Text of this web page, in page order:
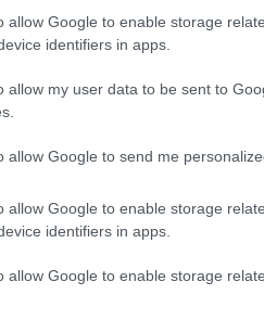
allow Google to enable storage
identifiers in apps.
allow my user data to be sent to
allow Google to send me
allow Google to enable storage
identifiers in apps.
allow Google to enable storage